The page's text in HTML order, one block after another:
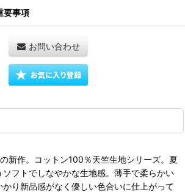
要事項
お問い合わせ
新作。コットン100％天竺生地シリーズ。夏
フトでしなやかな生地感。薄手で柔らかい
かり新品感がなく優しい色合いに仕上がって